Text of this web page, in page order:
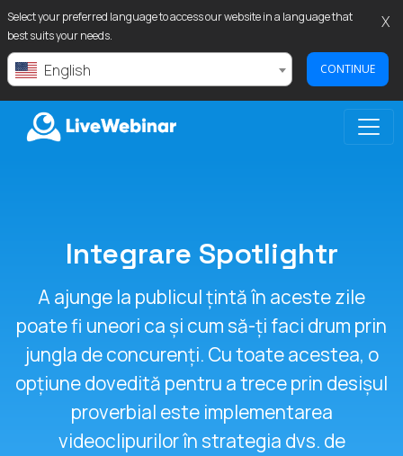
Select your preferred language to access our website in a language that
best suits your needs.
English CONTINUE
X
Integrare Spotlightr
A ajunge la publicul țintă în aceste zile
poate fi uneori ca și cum să-ți faci drum prin
jungla de concurenți. Cu toate acestea, o
opțiune dovedită pentru a trece prin desișul
proverbial este implementarea
videoclipurilor în strategia dvs. de